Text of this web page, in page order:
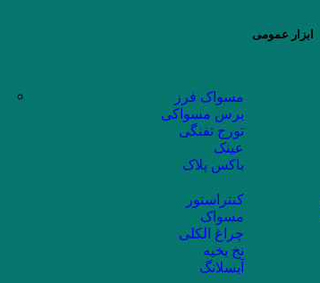
ابزار عمومی
مسواک فرز
برس مسواکی
تورج تفنگی
عینک
باکس پلاک
کنتراستور
مسواک
چراغ الکلی
نخ بخیه
آبسلانگ